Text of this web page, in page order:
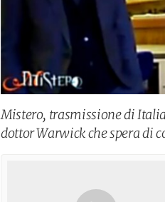
Mistero, trasmissione di
dottor Warwick che spera di